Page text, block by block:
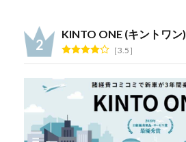
KINTO ONE (キントワン)
3.5